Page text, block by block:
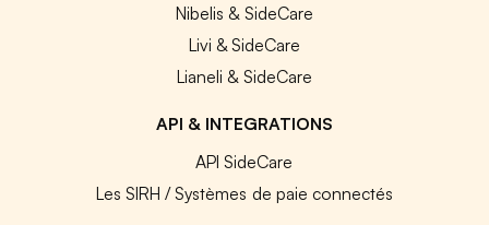
Nibelis & SideCare
Livi & SideCare
Lianeli & SideCare
API & INTEGRATIONS
API SideCare
Les SIRH / Systèmes de paie connectés